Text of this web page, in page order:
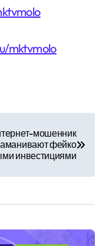
mktvmolo
мошенник
фейко
инвестициями